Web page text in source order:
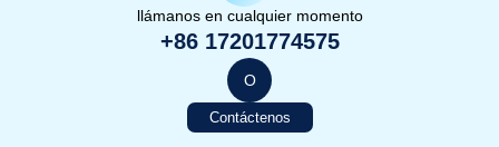
llámanos en cualquier momento
+86 17201774575
O
Contáctenos